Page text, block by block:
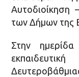
Αυτοδιοίκηση
των Δήμων της
Στην